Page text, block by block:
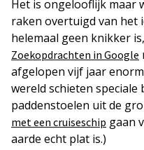
Het is ongelooflijk maar
raken overtuigd van het
helemaal geen knikker
Zoekopdrachten in Google
afgelopen vijf jaar
wereld schieten speciale
paddenstoelen uit de
met een cruiseschip gaan
aarde echt plat is.)